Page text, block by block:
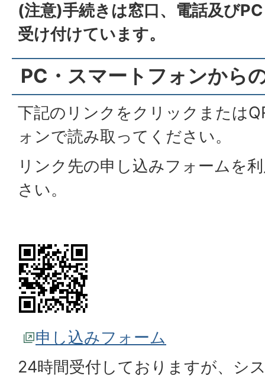
(注意)手続きは窓口、電話及び
受け付けています。
PC・スマートフォンから
下記のリンクをクリックまたは
ォンで読み取ってください。
リンク先の申し込みフォームを
さい。
申し込みフォーム
24時間受付しておりますが、シ